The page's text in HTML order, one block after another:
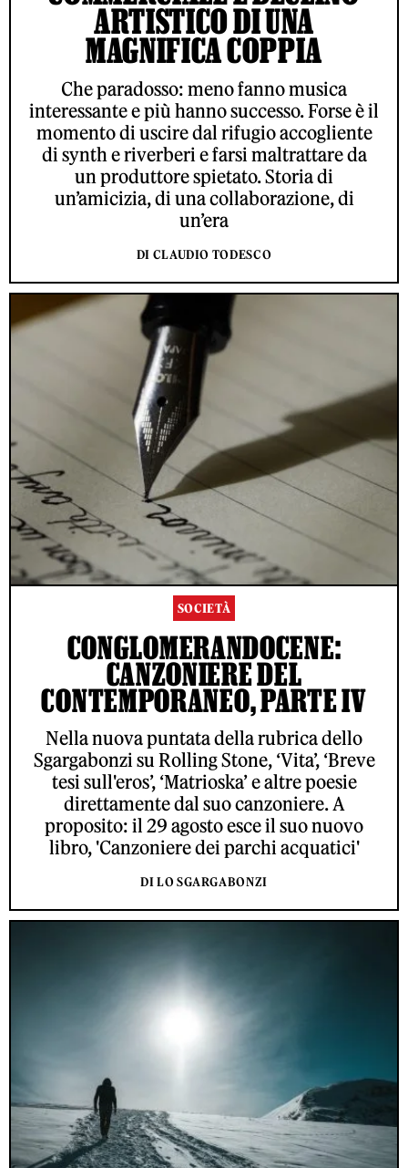
ARTISTICO DI UNA
MAGNIFICA COPPIA
Che paradosso: meno fanno musica
interessante e più hanno successo. Forse è il
momento di uscire dal rifugio accogliente
di synth e riverberi e farsi maltrattare da
un produttore spietato. Storia di
un’amicizia, di una collaborazione, di
un’era
DI CLAUDIO TODESCO
SOCIETÀ
CONGLOMERANDOCENE:
CANZONIERE DEL
CONTEMPORANEO, PARTE IV
Nella nuova puntata della rubrica dello
Sgargabonzi su Rolling Stone, ‘Vita’, ‘Breve
tesi sull'eros’, ‘Matrioska’ e altre poesie
direttamente dal suo canzoniere. A
proposito: il 29 agosto esce il suo nuovo
libro, 'Canzoniere dei parchi acquatici'
DI LO SGARGABONZI